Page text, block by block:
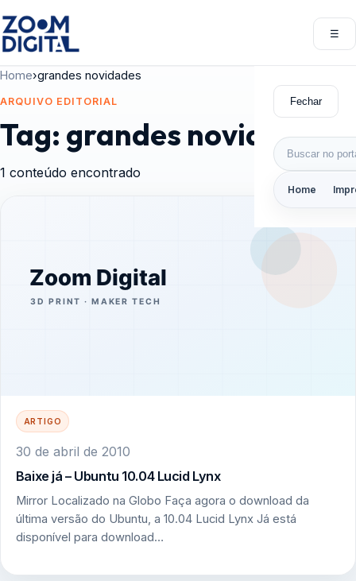
☰
Fechar
Buscar por:
Home
Home›grandes novidades
ARQUIVO EDITORIAL
Tag: grandes novidades
1 conteúdo encontrado
ARTIGO
30 de abril de 2010
Baixe já – Ubuntu 10.04 Lucid Lynx
Mirror Localizado na Globo Faça agora o download da
última versão do Ubuntu, a 10.04 Lucid Lynx Já está
disponível para download…